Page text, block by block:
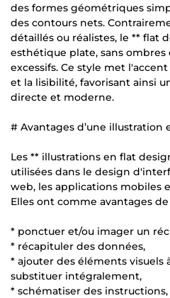
des formes géométriques
des contours nets.
détaillés ou réalistes, le ** flat
esthétique plate, sans
excessifs. Ce style met
et la lisibilité, favorisant ainsi
directe et moderne.
# Avantages d’une illustration
Les ** illustrations en flat
utilisées dans le design
web, les applications mobiles
Elles ont comme avantages de
* ponctuer et/ou imager un
* récapituler des données,
* ajouter des éléments visuels
substituer intégralement,
* schématiser des instructions,